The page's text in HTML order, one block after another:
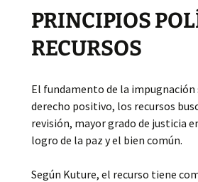
PRINCIPIOS
RECURSOS
El fundamento de la impugnación
derecho positivo, los recursos
revisión, mayor grado de justicia
logro de la paz y el bien común.
Según Kuture, el recurso tiene